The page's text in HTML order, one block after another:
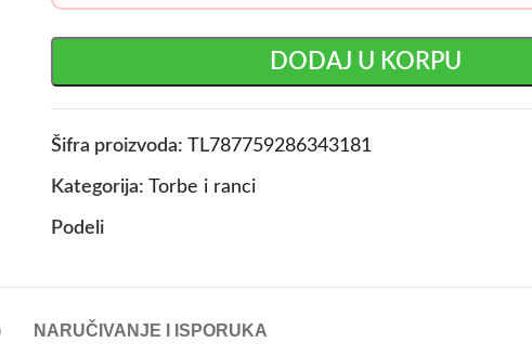
DODAJ U KORPU
Šifra proizvoda: TL787759286343181
Kategorija: Torbe i ranci
Podeli
NARUČIVANJE I ISPORUKA